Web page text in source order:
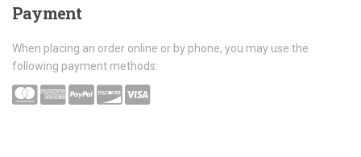
Payment
When placing an order online or by phone, you may use the
following payment methods: